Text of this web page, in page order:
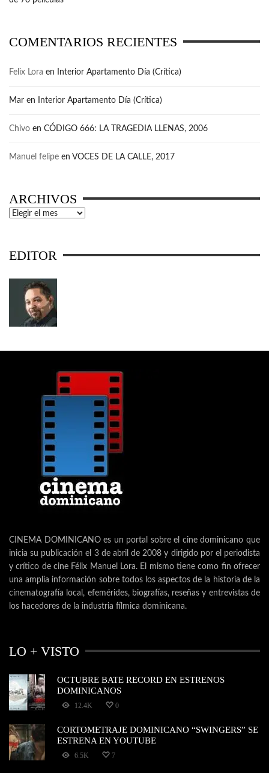
COMENTARIOS RECIENTES
Felix Lora en Interior Apartamento Día (Crítica)
Mar en Interior Apartamento Día (Crítica)
Chivo en CÓDIGO 666: LA TRAGEDIA LLENAS, 2006
Manuel felipe en VOCES DE LA CALLE, 2017
ARCHIVOS
Archivos
EDITOR
CINEMA DOMINICANO es un portal sobre el cine dominicano que
inicia su publicación el 3 de abril de 2008 y dirigido por el periodista
y crítico de cine Félix Manuel Lora. El mismo tiene como fin ofrecer
una amplia información sobre todos los aspectos de la historia de la
cinematografía local, efemérides, biografías, reseñas y entrevistas de
los hacedores de la industria fílmica dominicana.
LO + VISTO
OCTUBRE BATE RECORD EN ESTRENOS
DOMINICANOS
12.4K 0
CORTOMETRAJE DOMINICANO “SWINGERS” SE
ESTRENA EN YOUTUBE
6.5K 7